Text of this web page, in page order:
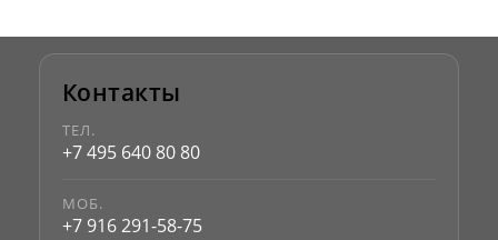
Контакты
ТЕЛ.
+7 495 640 80 80
МОБ.
+7 916 291-58-75